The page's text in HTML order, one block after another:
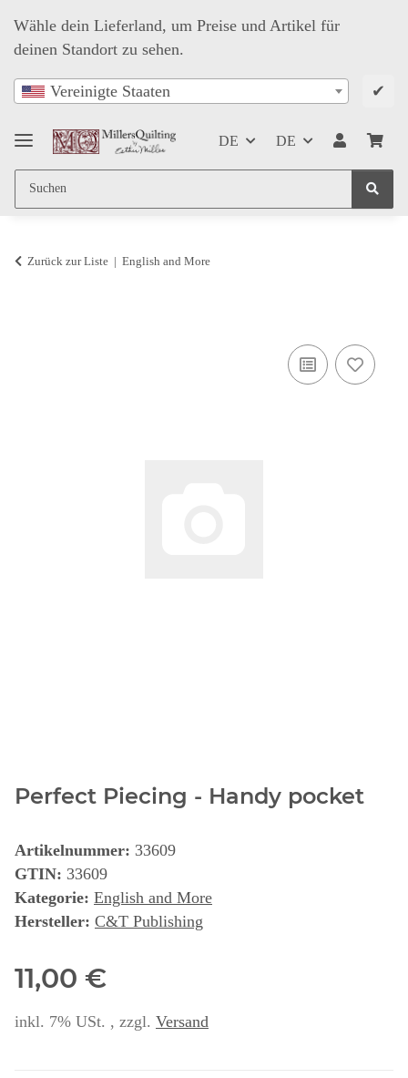
Wähle dein Lieferland, um Preise und Artikel für
deinen Standort zu sehen.
Vereinigte Staaten ✔
DE DE
Zurück zur Liste English and More
Perfect Piecing - Handy pocket
Artikelnummer: 33609
GTIN: 33609
Kategorie: English and More
Hersteller: C&T Publishing
11,00 €
inkl. 7% USt. , zzgl. Versand